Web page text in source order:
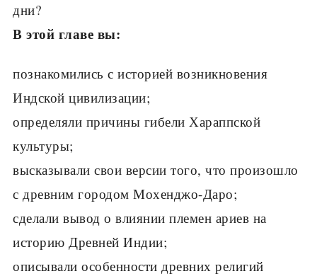
дни?
В этой главе вы:
познакомились с историей возникновения
Индской цивилизации;
определяли причины гибели Хараппской
культуры;
высказывали свои версии того, что произошло
с древним городом Мохенджо-Даро;
сделали вывод о влиянии племен ариев на
историю Древней Индии;
описывали особенности древних религий